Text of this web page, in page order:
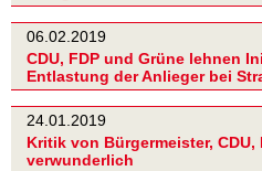
06.02.2019
CDU, FDP und Grüne lehnen
Entlastung der Anlieger bei
24.01.2019
Kritik von Bürgermeister, CDU,
verwunderlich